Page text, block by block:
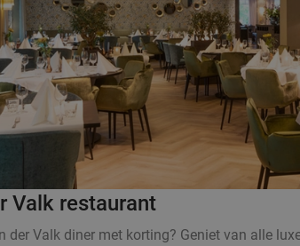
Valk restaurant
Valk diner met korting? Geniet van alle